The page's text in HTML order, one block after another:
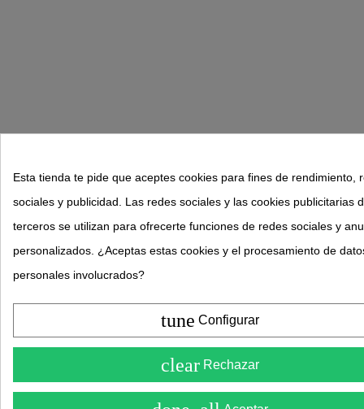
Esta tienda te pide que aceptes cookies para fines de rendimiento,
sociales y publicidad. Las redes sociales y las cookies publicitarias
terceros se utilizan para ofrecerte funciones de redes sociales y
personalizados. ¿Aceptas estas cookies y el procesamiento de
personales involucrados?
tune Configurar
clear Rechazar